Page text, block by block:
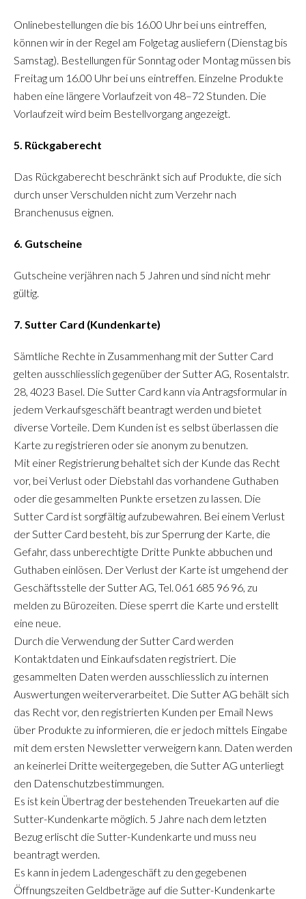
Onlinebestellungen die bis 16.00 Uhr bei uns eintreffen,
können wir in der Regel am Folgetag ausliefern (Dienstag bis
Samstag). Bestellungen für Sonntag oder Montag müssen bis
Freitag um 16.00 Uhr bei uns eintreffen. Einzelne Produkte
haben eine längere Vorlaufzeit von 48–72 Stunden. Die
Vorlaufzeit wird beim Bestellvorgang angezeigt.
5. Rückgaberecht
Das Rückgaberecht beschränkt sich auf Produkte, die sich
durch unser Verschulden nicht zum Verzehr nach
Branchenusus eignen.
6. Gutscheine
Gutscheine verjähren nach 5 Jahren und sind nicht mehr
gültig.
7. Sutter Card (Kundenkarte)
Sämtliche Rechte in Zusammenhang mit der Sutter Card
gelten ausschliesslich gegenüber der Sutter AG, Rosentalstr.
28, 4023 Basel. Die Sutter Card kann via Antragsformular in
jedem Verkaufsgeschäft beantragt werden und bietet
diverse Vorteile. Dem Kunden ist es selbst überlassen die
Karte zu registrieren oder sie anonym zu benutzen.
Mit einer Registrierung behaltet sich der Kunde das Recht
vor, bei Verlust oder Diebstahl das vorhandene Guthaben
oder die gesammelten Punkte ersetzen zu lassen. Die
Sutter Card ist sorgfältig aufzubewahren. Bei einem Verlust
der Sutter Card besteht, bis zur Sperrung der Karte, die
Gefahr, dass unberechtigte Dritte Punkte abbuchen und
Guthaben einlösen. Der Verlust der Karte ist umgehend der
Geschäftsstelle der Sutter AG, Tel. 061 685 96 96, zu
melden zu Bürozeiten. Diese sperrt die Karte und erstellt
eine neue.
Durch die Verwendung der Sutter Card werden
Kontaktdaten und Einkaufsdaten registriert. Die
gesammelten Daten werden ausschliesslich zu internen
Auswertungen weiterverarbeitet. Die Sutter AG behält sich
das Recht vor, den registrierten Kunden per Email News
über Produkte zu informieren, die er jedoch mittels Eingabe
mit dem ersten Newsletter verweigern kann. Daten werden
an keinerlei Dritte weitergegeben, die Sutter AG unterliegt
den Datenschutzbestimmungen.
Es ist kein Übertrag der bestehenden Treuekarten auf die
Sutter-Kundenkarte möglich. 5 Jahre nach dem letzten
Bezug erlischt die Sutter-Kundenkarte und muss neu
beantragt werden.
Es kann in jedem Ladengeschäft zu den gegebenen
Öffnungszeiten Geldbeträge auf die Sutter-Kundenkarte